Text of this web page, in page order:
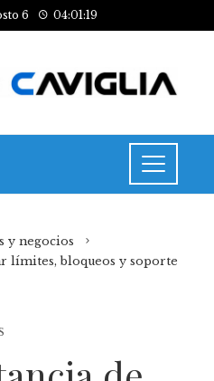
6 04:01:19
y negocios
límites, bloqueos y soporte